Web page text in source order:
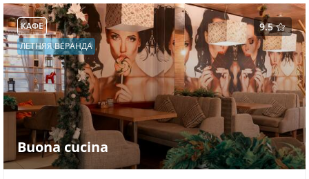
9.5
КАФЕ
ЛЕТНЯЯ ВЕРАНДА
Buona cucina